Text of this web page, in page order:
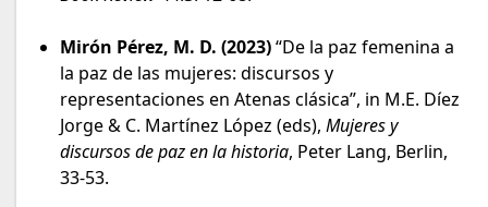
Mirón Pérez, M. D. (2023)“De la paz femenina a
la paz de las mujeres: discursos y
representaciones en Atenas clásica”, in M.E. Díez
Jorge & C. Martínez López (eds), Mujeres y
discursos de paz en la historia, Peter Lang, Berlin,
33-53.